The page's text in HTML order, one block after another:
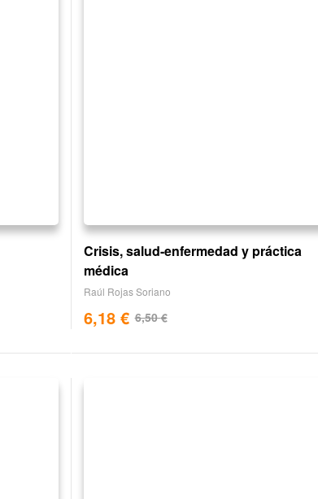
Crisis, salud-enfermedad y práctica
médica
Raúl Rojas Soriano
6,50€
6,18 €